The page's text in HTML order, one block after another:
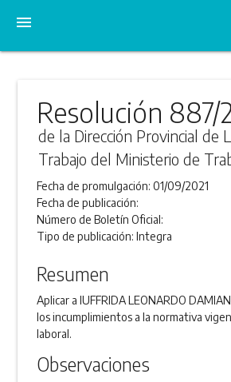
menu
Resolución 887/
de la Dirección Provincial de
Trabajo del Ministerio de
Fecha de promulgación:01/09/2021
Fecha de publicación:
Número de Boletín Oficial:
Tipo de publicación:Integra
Resumen
Aplicar a IUFFRIDA LEONARDO
los incumplimientos a la normativa
laboral.
Observaciones